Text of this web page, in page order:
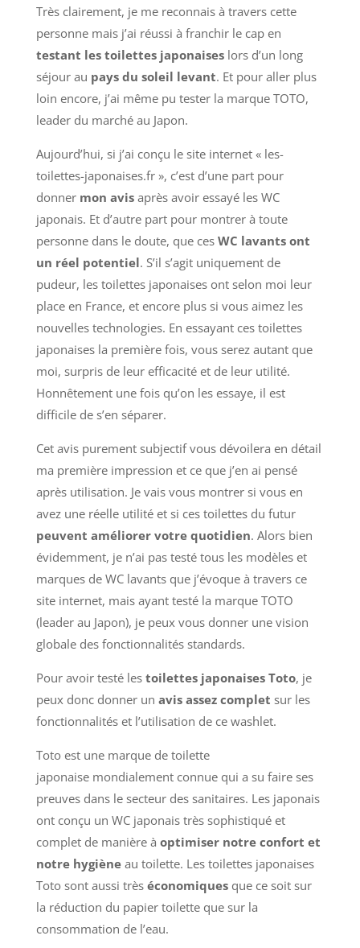
Très clairement, je me reconnais à travers cette
personne mais j’ai réussi à franchir le cap en
testant les toilettes japonaiseslors d’un long
séjour au pays du soleil levant. Et pour aller plus
loin encore, j’ai même pu tester la marque TOTO,
leader du marché au Japon.
Aujourd’hui, si j’ai conçu le site internet « les-
toilettes-japonaises.fr », c’est d’une part pour
donner mon avisaprès avoir essayé les WC
japonais. Et d’autre part pour montrer à toute
personne dans le doute, que ces WC lavants ont
un réel potentiel. S’il s’agit uniquement de
pudeur, les toilettes japonaises ont selon moi leur
place en France, et encore plus si vous aimez les
nouvelles technologies. En essayant ces toilettes
japonaises la première fois, vous serez autant que
moi, surpris de leur efficacité et de leur utilité.
Honnêtement une fois qu’on les essaye, il est
difficile de s’en séparer.
Cet avis purement subjectif vous dévoilera en détail
ma première impression et ce que j’en ai pensé
après utilisation. Je vais vous montrer si vous en
avez une réelle utilité et si ces toilettes du futur
peuvent améliorer votre quotidien. Alors bien
évidemment, je n’ai pas testé tous les modèles et
marques de WC lavants que j’évoque à travers ce
site internet, mais ayant testé la marque TOTO
(leader au Japon), je peux vous donner une vision
globale des fonctionnalités standards.
Pour avoir testé les toilettes japonaises Toto, je
peux donc donner un avis assez complet sur les
fonctionnalités et l’utilisation de ce washlet.
Toto est une marque de toilette
japonaise mondialement connue qui a su faire ses
preuves dans le secteur des sanitaires. Les japonais
ont conçu un WC japonais très sophistiqué et
complet de manière à optimiser notre confort et
notre hygiène au toilette. Les toilettes japonaises
Toto sont aussi très économiques que ce soit sur
la réduction du papier toilette que sur la
consommation de l’eau.